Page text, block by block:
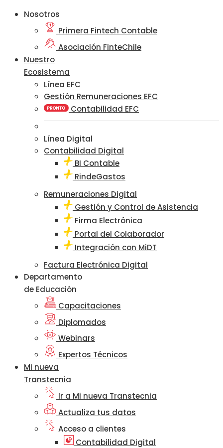
Nosotros
Primera Fintech Contable
Asociación FinteChile
Nuestro
Ecosistema
Línea EFC
Gestión Remuneraciones EFC
Contabilidad EFC
Línea Digital
Contabilidad Digital
BI Contable
RindeGastos
Remuneraciones Digital
Gestión y Control de Asistencia
Firma Electrónica
Portal del Colaborador
Integración con MiDT
Factura Electrónica Digital
Departamento
de Educación
Capacitaciones
Diplomados
Webinars
Expertos Técnicos
Mi nueva
Transtecnia
Ir a Mi nueva Transtecnia
Actualiza tus datos
Acceso a clientes
Contabilidad Digital